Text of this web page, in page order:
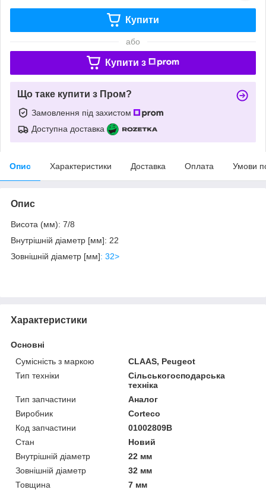
Купити
або
Купити з
Що таке купити з Пром?
Замовлення під захистом
Доступна доставка
Опис Характеристики Доставка Оплата Умови
Опис
Висота (мм): 7/8
Внутрішній діаметр [мм]: 22
Зовнішній діаметр [мм]: 32>
Характеристики
Основні
Сумісність з маркою
CLAAS, Peugeot
Тип техніки
Сільськогосподарська
техніка
Тип запчастини
Аналог
Виробник
Corteco
Код запчастини
01002809B
Стан
Новий
Внутрішній діаметр
22 мм
Зовнішній діаметр
32 мм
Товщина
7 мм